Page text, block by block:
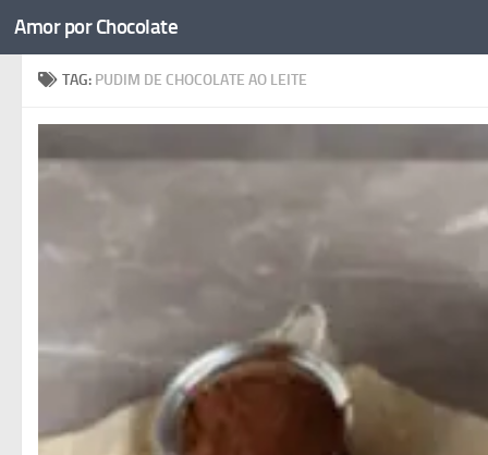
Skip to content
Amor por Chocolate
TAG: PUDIM DE CHOCOLATE AO LEITE